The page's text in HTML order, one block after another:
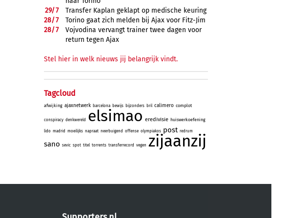
29/7
Transfer Kaplan geklapt op medische keuring
28/7
Torino gaat zich melden bij Ajax voor Fitz-Jim
28/7
Vojvodina vervangt trainer twee dagen voor
return tegen Ajax
Stel hier in welk nieuws jij belangrijk vindt.
Tagcloud
afwijking ajaxnetwerk barcelona bewijs bijzonders bril calimero complot
conspiracy denkwereld elsimao eredivisie huiswerkoefening
lido madrid moeilijks napraat neerbuigend offense olympiakos post redrum
sano sevic spot titel torrents transferrecord vegen zijaanzij